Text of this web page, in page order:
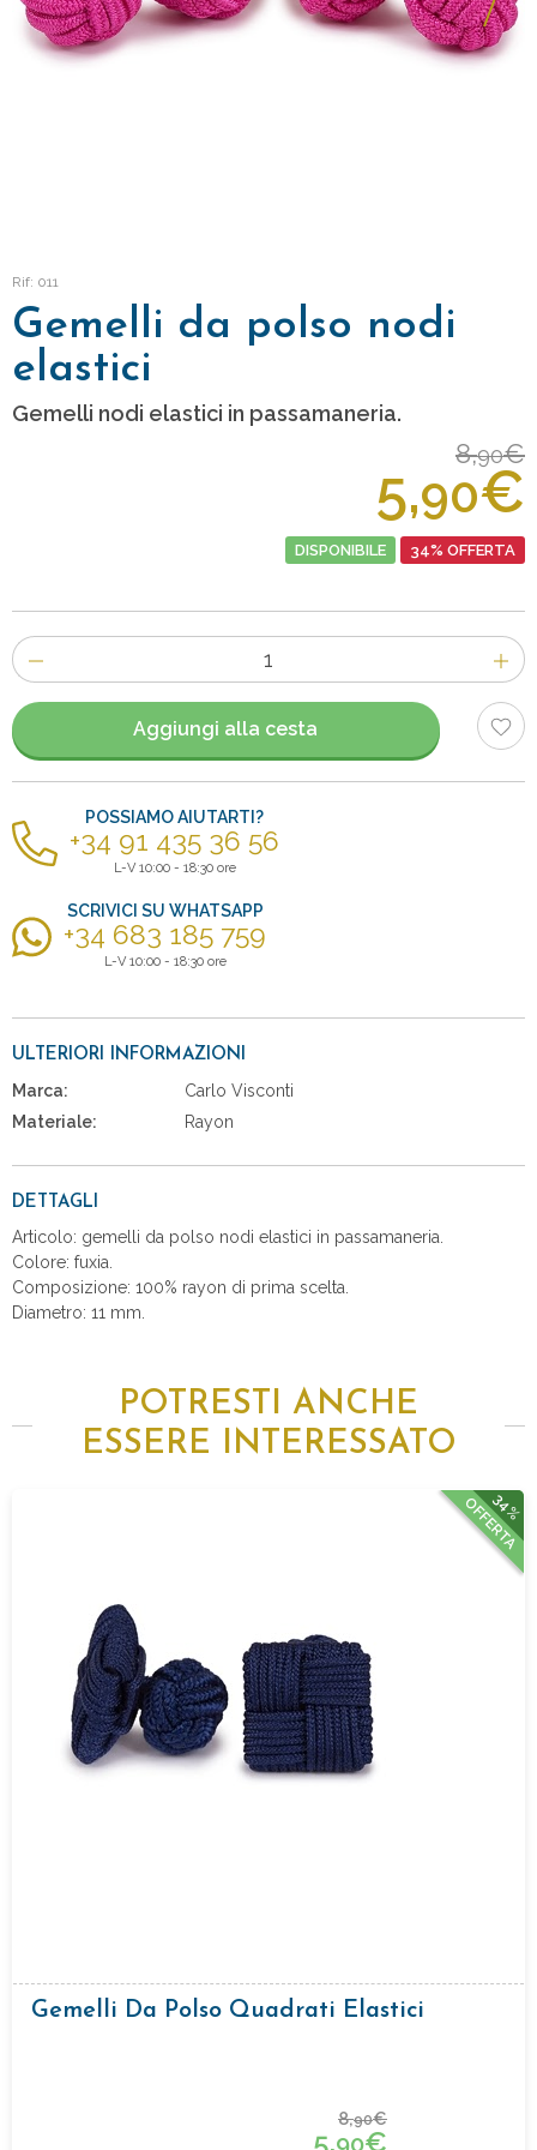
Rif: 011
Gemelli da polso nodi
elastici
Gemelli nodi elastici in passamaneria.
8,90€
5,90€
DISPONIBILE 34% OFFERTA
Numero
di
articoli
Aggiungi alla cesta
POSSIAMO AIUTARTI?
+34 91 435 36 56
L-V 10:00 - 18:30 ore
SCRIVICI SU WHATSAPP
+34 683 185 759
L-V 10:00 - 18:30 ore
ULTERIORI INFORMAZIONI
Marca:
Carlo Visconti
Materiale:
Rayon
DETTAGLI
Articolo: gemelli da polso nodi elastici in passamaneria.
Colore: fuxia.
Composizione: 100% rayon di prima scelta.
Diametro: 11 mm.
POTRESTI ANCHE
ESSERE INTERESSATO
34%
OFFERTA
Gemelli Da Polso Quadrati Elastici
8,90€
5,90€